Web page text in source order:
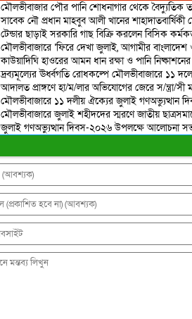
মৌলভীবাজার পৌর পানি শোধনাগার থেকে বৈদ্যুতিক
সাবেক নৌ প্রধান মাহবুব আলী খানের শাহাদাতবার্ষিকী
টেন্ডার ছাড়াই সরকারি গাছ বিক্রি করলেন বিসিক
মৌলভীবাজারে ‘ফিরে দেখা জুলাই, আগামীর
কাউয়াদিঘি হাওরের আমন ধান রক্ষা ও পানি
দ্রব্যমূল্যের ঊর্ধ্বগতি রোধকল্পে মৌলভীবাজারে ১১
আদালত প্রাঙ্গণে হা/ম/লার অভিযোগের জেরে স/ন্ত্রা/
মৌলভীবাজারে ১১ দলীয় ঐক্যের জুলাই গণঅভ্যুত্থান
মৌলভীবাজারে জুলাই শহীদদের স্মরণে জাতীয়
জুলাই গণঅভ্যুত্থান দিবস-২০২৬ উপলক্ষে আলোচনা